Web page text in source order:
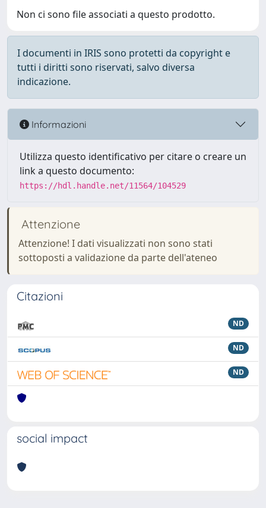
Non ci sono file associati a questo prodotto.
I documenti in IRIS sono protetti da copyright e
tutti i diritti sono riservati, salvo diversa
indicazione.
Informazioni
Utilizza questo identificativo per citare o creare un
link a questo documento:
https://hdl.handle.net/11564/104529
Attenzione
Attenzione! I dati visualizzati non sono stati
sottoposti a validazione da parte dell'ateneo
Citazioni
ND
ND
ND
social impact